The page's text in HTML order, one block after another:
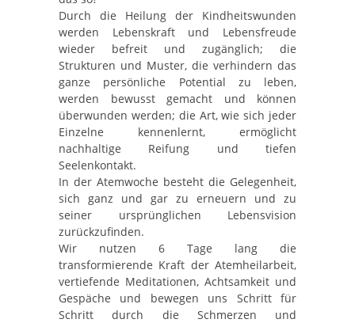
Durch die Heilung der Kindheitswunden
werden Lebenskraft und Lebensfreude
wieder befreit und zugänglich; die
Strukturen und Muster, die verhindern das
ganze persönliche Potential zu leben,
werden bewusst gemacht und können
überwunden werden; die Art, wie sich jeder
Einzelne kennenlernt, ermöglicht
nachhaltige Reifung und tiefen
Seelenkontakt.
In der Atemwoche besteht die Gelegenheit,
sich ganz und gar zu erneuern und zu
seiner ursprünglichen Lebensvision
zurückzufinden.
Wir nutzen 6 Tage lang die
transformierende Kraft der Atemheilarbeit,
vertiefende Meditationen, Achtsamkeit und
Gespäche und bewegen uns Schritt für
Schritt durch die Schmerzen und